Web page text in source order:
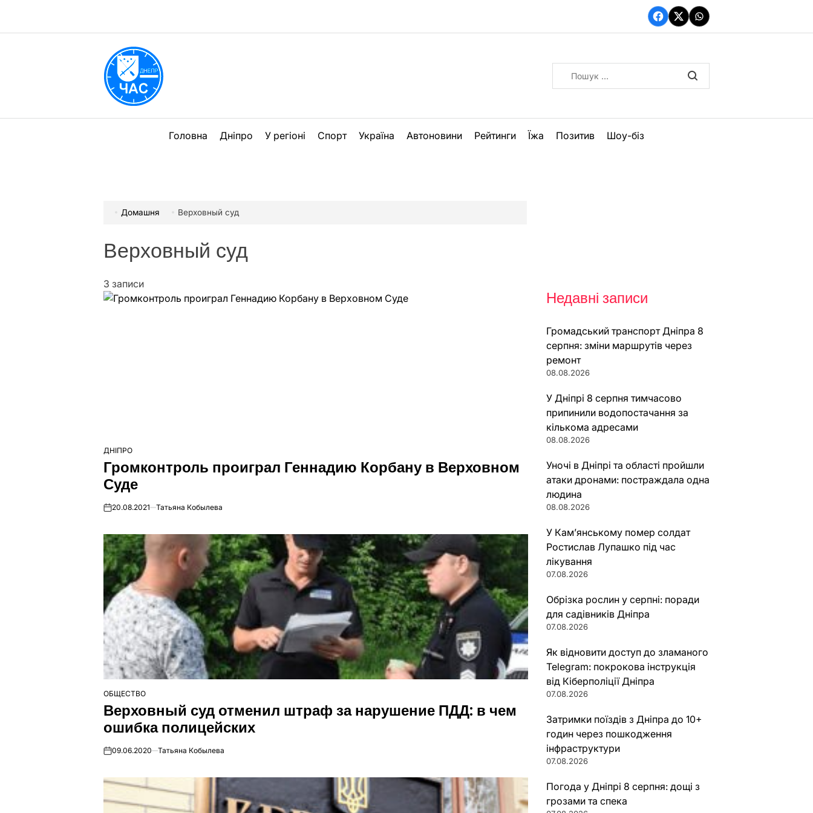
вмісту
Facebook
TwitterWhatsApp
Головна Дніпро У регіоні Спорт Україна Автоновини Рейтинги Їжа Позитив Шоу-біз
Домашня Верховный суд
Верховный суд
3 записи
ОПУБЛІКУВАТИ
У
ДНІПРО
Громконтроль проиграл Геннадию Корбану в Верховном
Суде
on20.08.2021 Татьяна Кобылева
ОПУБЛІКУВАТИ
У
ОБЩЕСТВО
Верховный суд отменил штраф за нарушение ПДД: в чем
ошибка полицейских
on09.06.2020 Татьяна Кобылева
Недавні записи
Громадський транспорт Дніпра 8
серпня: зміни маршрутів через
ремонт
08.08.2026
У Дніпрі 8 серпня тимчасово
припинили водопостачання за
кількома адресами
08.08.2026
Уночі в Дніпрі та області пройшли
атаки дронами: постраждала одна
людина
08.08.2026
У Кам’янському помер солдат
Ростислав Лупашко під час
лікування
07.08.2026
Обрізка рослин у серпні: поради
для садівників Дніпра
07.08.2026
Як відновити доступ до зламаного
Telegram: покрокова інструкція
від Кіберполіції Дніпра
07.08.2026
Затримки поїздів з Дніпра до 10+
годин через пошкодження
інфраструктури
07.08.2026
Погода у Дніпрі 8 серпня: дощі з
грозами та спека